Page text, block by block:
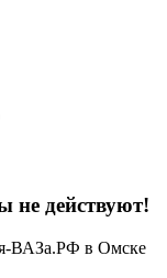
не действуют!
ВАЗа.РФ в Омске